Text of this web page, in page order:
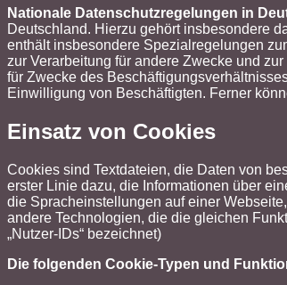
Nationale Datenschutzregelungen in
Deutschland. Hierzu gehört insbesondere
enthält insbesondere Spezialregelungen
zur Verarbeitung für andere Zwecke und
für Zwecke des
Einwilligung von Beschäftigten. Ferner
Einsatz von Cookies
Cookies sind Textdateien, die Daten von
erster Linie dazu, die Informationen über
die Spracheinstellungen auf einer
andere Technologien, die die gleichen
„Nutzer-IDs“ bezeichnet)
Die folgenden Cookie-Typen und